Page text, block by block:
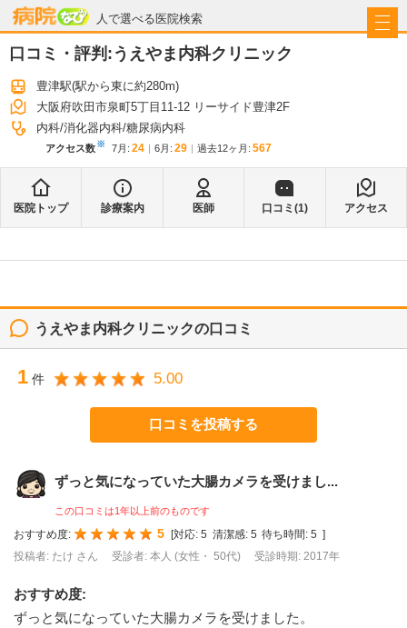
人で選べる医院検索
病院なび
口コミ・評判:うえやま内科クリニック
豊津駅(駅から東に約280m)
大阪府吹田市泉町5丁目11-12 リーサイド豊津2F
内科 消化器内科 糖尿病内科
アクセス数※ 7月 : 24 6月 : 29 過去12ヶ月: 567
医院トップ 診療案内 医師 口コミ(1) アクセス
うえやま内科クリニックの口コミ
1 件 5.00
口コミを投稿する
ずっと気になっていた大腸カメラを受けまし...
この口コミは1年以上前のものです
おすすめ度: 5 [対応: 5 清潔感: 5 待ち時間: 5 ]
投稿者: たけ さん
受診者: 本人 (女性・ 50代) 受診時期: 2017年
おすすめ度:
ずっと気になっていた大腸カメラを受けました。